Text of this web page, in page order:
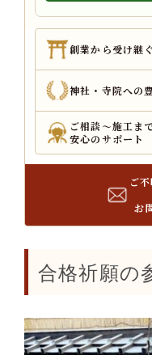
創業から受け継
神社・寺院への
ご相談～施工ま
安心のサポート
ご
お
合格祈願の